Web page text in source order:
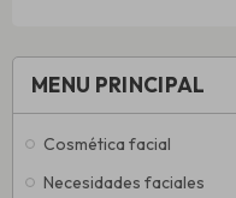
MENU PRINCIPAL
Cosmética facial
Necesidades faciales